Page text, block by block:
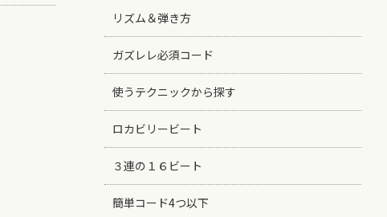
リズム＆弾き方
ガズレレ必須コード
使うテクニックから探す
ロカビリービート
３連の１６ビート
簡単コード4つ以下